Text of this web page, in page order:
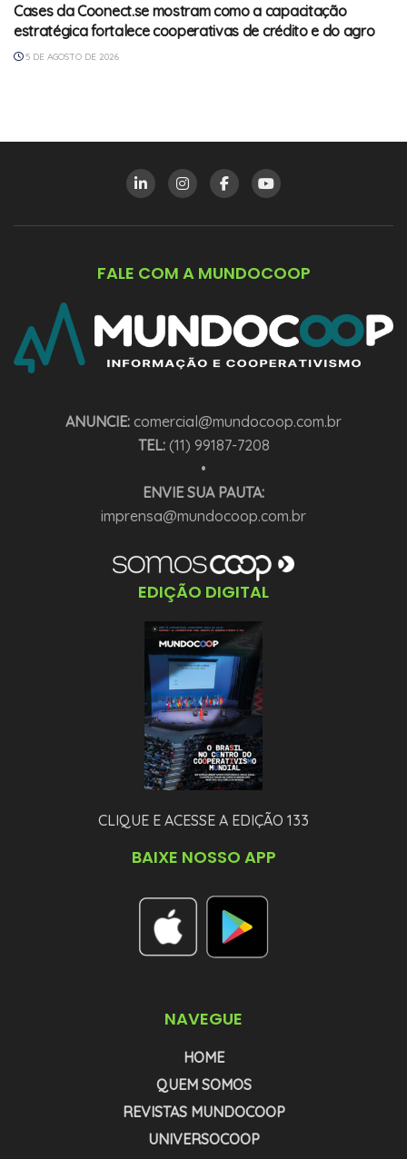
Cases da Coonect.se mostram como a capacitação
estratégica fortalece cooperativas de crédito e do agro
5 DE AGOSTO DE 2026
FALE COM A MUNDOCOOP
ANUNCIE: comercial@mundocoop.com.br
TEL:(11) 99187-7208
•
ENVIE SUA PAUTA:
imprensa@mundocoop.com.br
EDIÇÃO DIGITAL
CLIQUE E ACESSE A EDIÇÃO 133
BAIXE NOSSO APP
NAVEGUE
HOME
QUEM SOMOS
REVISTAS MUNDOCOOP
UNIVERSOCOOP